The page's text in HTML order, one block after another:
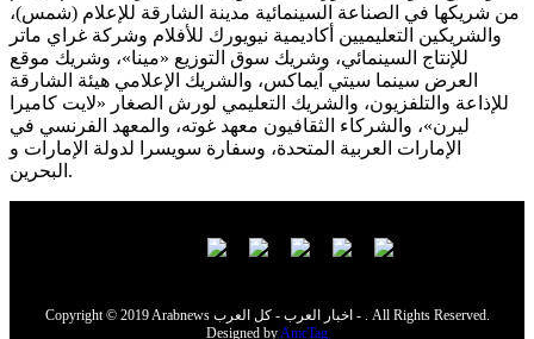
من شريكها في الصناعة السينمائية مدينة الشارقة للإعلام (شمس)،
والشريكين التعليميين أكاديمية نيويورك للأفلام وشركة غراي ماتر
للإنتاج السينمائي، وشريك سوق التوزيع «مينا»، وشريك موقع
العرض سينما سيتي آيماكس، والشريك الإعلامي هيئة الشارقة
للإذاعة والتلفزيون، والشريك التعليمي لورش الصغار «لايت كاميرا
ليرن»، والشركاء الثقافيون معهد غوته، والمعهد الفرنسي في
الإمارات العربية المتحدة، وسفارة سويسرا لدولة الإمارات و
البحرين.
Copyright © 2019 Arabnews اخبار العرب - كل العرب - . All Rights Reserved.
Designed byAmcTag